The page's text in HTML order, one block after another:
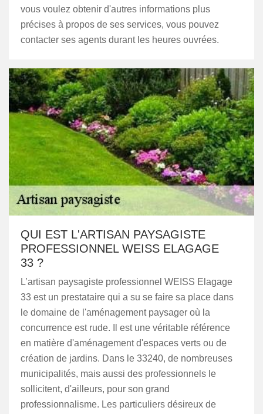
vous voulez obtenir d'autres informations plus
précises à propos de ses services, vous pouvez
contacter ses agents durant les heures ouvrées.
QUI EST L'ARTISAN PAYSAGISTE
PROFESSIONNEL WEISS ELAGAGE
33 ?
L’artisan paysagiste professionnel WEISS Elagage
33 est un prestataire qui a su se faire sa place dans
le domaine de l'aménagement paysager où la
concurrence est rude. Il est une véritable référence
en matière d'aménagement d'espaces verts ou de
création de jardins. Dans le 33240, de nombreuses
municipalités, mais aussi des professionnels le
sollicitent, d'ailleurs, pour son grand
professionnalisme. Les particuliers désireux de